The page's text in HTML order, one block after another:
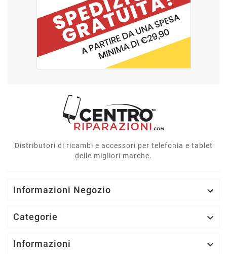
Distributori di ricambi e accessori per telefonia e tablet
delle migliori marche.
Informazioni Negozio 
Categorie 
Informazioni 